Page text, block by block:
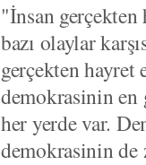
"İnsan
bazı olaylar
gerçekten hayret
demokrasinin
her yerde var.
demokrasinin